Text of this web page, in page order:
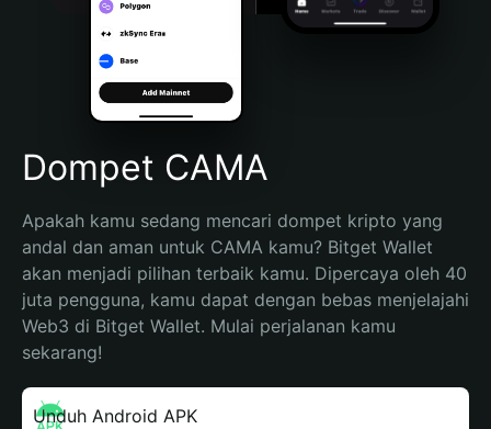
Português (Brasil)
Español (Argentina)
Dompet CAMA
Apakah kamu sedang mencari dompet kripto yang
andal dan aman untuk CAMA kamu? Bitget Wallet
akan menjadi pilihan terbaik kamu. Dipercaya oleh 40
juta pengguna, kamu dapat dengan bebas menjelajahi
Web3 di Bitget Wallet. Mulai perjalanan kamu
sekarang!
Unduh Android APK